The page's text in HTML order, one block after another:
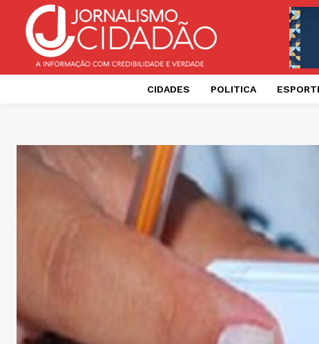
CIDADES POLITICA